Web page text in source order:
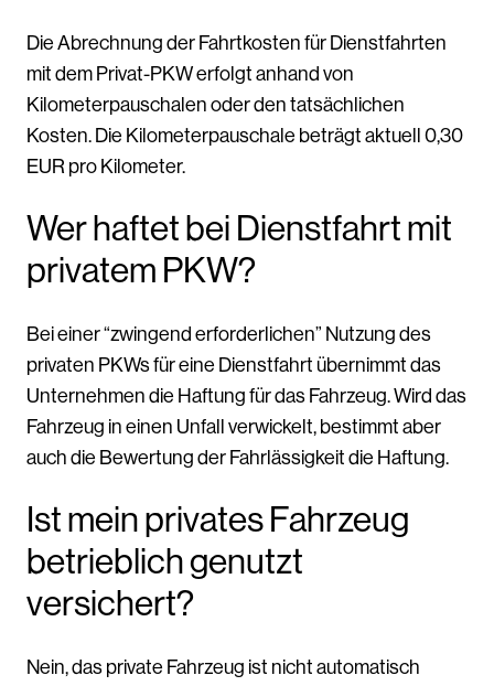
Die Abrechnung der Fahrtkosten für Dienstfahrten
mit dem Privat-PKW erfolgt anhand von
Kilometerpauschalen oder den tatsächlichen
Kosten. Die Kilometerpauschale beträgt aktuell 0,30
EUR pro Kilometer.
Wer haftet bei Dienstfahrt mit
privatem PKW?
Bei einer “zwingend erforderlichen” Nutzung des
privaten PKWs für eine Dienstfahrt übernimmt das
Unternehmen die Haftung für das Fahrzeug. Wird das
Fahrzeug in einen Unfall verwickelt, bestimmt aber
auch die Bewertung der Fahrlässigkeit die Haftung.
Ist mein privates Fahrzeug
betrieblich genutzt
versichert?
Nein, das private Fahrzeug ist nicht automatisch